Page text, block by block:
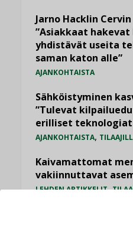
Jarno Hacklin
”Asiakkaat
yhdistävät useita
saman katon alle”
AJANKOHTAISTA
Sähköistyminen
”Tulevat
erilliset teknologiat
AJANKOHTAISTA,
Kaivamattomat
vakiinnuttavat
LEHDEN ARTIKKELIT,